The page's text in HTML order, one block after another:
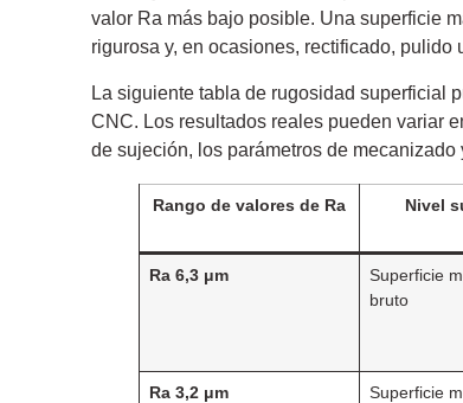
valor Ra más bajo posible. Una superficie
rigurosa y, en ocasiones, rectificado,
La siguiente tabla de rugosidad superficial
CNC. Los resultados reales pueden variar
de sujeción, los parámetros de
Rango de valores de Ra Nivel
Ra 6,3 μm
Superficie
bruto
Ra 3,2 μm
Superficie